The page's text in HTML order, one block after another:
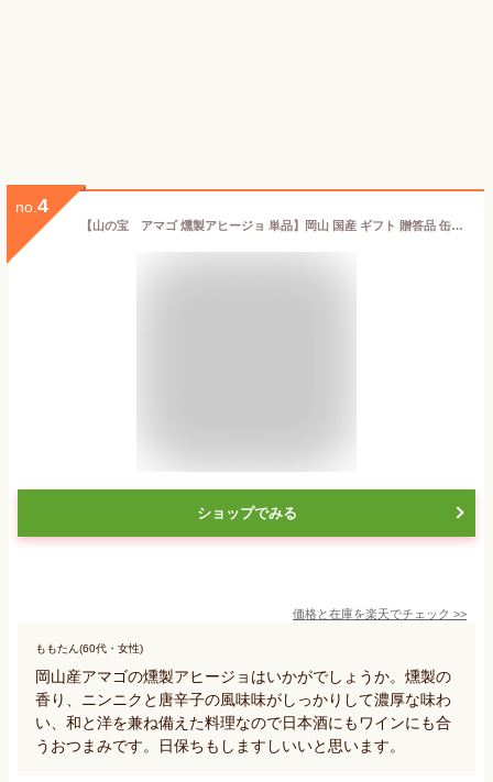
no. 4
【山の宝 アマゴ 燻製アヒージョ 単品】岡山 国産 ギフト 贈答品 缶詰 デリシャス缶詰 缶詰め プレゼント可愛い ワインの合う お酒に合う おつまみ 高級 ご当地食材 萌え断 夏ギフト お中元 御中元 上司 家族
ショップでみる
価格と在庫を楽天でチェック >>
ももたん(60代・女性)
岡山産アマゴの燻製アヒージョはいかがでしょうか。燻製の
香り、ニンニクと唐辛子の風味味がしっかりして濃厚な味わ
い、和と洋を兼ね備えた料理なので日本酒にもワインにも合
うおつまみです。日保ちもしますしいいと思います。